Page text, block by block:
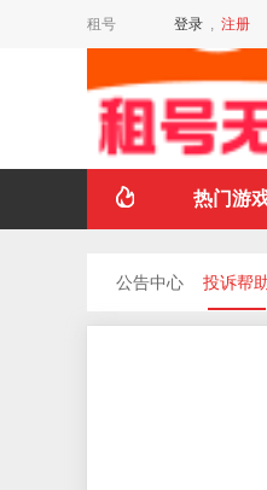
租号 登录 , 注册
热门游
公告中心 投诉帮